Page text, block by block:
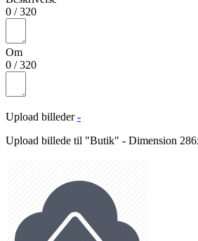
0 /320
Om
0 /320
Upload billeder -
Upload billede til "Butik" - Dimension